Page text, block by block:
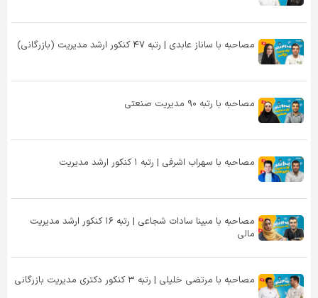
مصاحبه با ساناز عابدی | رتبه ۴۷ کنکور ارشد مدیریت (بازرگانی)
مصاحبه با رتبه ۹۰ مدیریت صنعتی
مصاحبه با سهراب اشرفی | رتبه ۱ کنکور ارشد مدیریت
مصاحبه با مبینا سادات شجاعی | رتبه ۱۶ کنکور ارشد مدیریت
مالی
مصاحبه با مرتضی خلیلی | رتبه ۳ کنکور دکتری مدیریت بازرگانی